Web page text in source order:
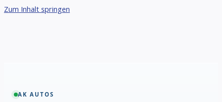
Zum Inhalt springen
AK AUTOS